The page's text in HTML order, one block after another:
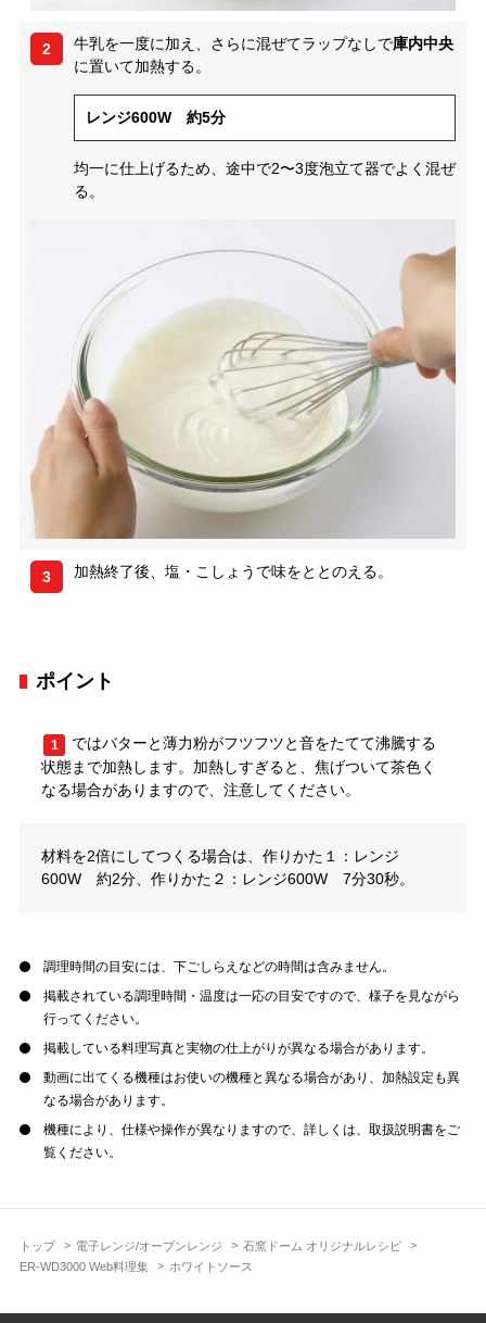
トップ 電子レンジ/オーブンレンジ
石窯ドーム オリジナルレシピ
ER-WD3000 Web料理集
ホワイトソース
2 牛乳を一度に加え、さらに混ぜてラップなしで庫内中央
に置いて加熱する。
レンジ600W 約5分
均一に仕上げるため、途中で2〜3度泡立て器でよく混ぜ
る。
3 加熱終了後、塩・こしょうで味をととのえる。
ポイント
1
ではバターと薄力粉がフツフツと音をたてて沸騰する
状態まで加熱します。加熱しすぎると、焦げついて茶色く
なる場合がありますので、注意してください。
材料を2倍にしてつくる場合は、作りかた１：レンジ
600W 約2分、作りかた２：レンジ600W 7分30秒。
調理時間の目安には、下ごしらえなどの時間は含みません。
掲載されている調理時間・温度は一応の目安ですので、様子を見ながら
行ってください。
掲載している料理写真と実物の仕上がりが異なる場合があります。
動画に出てくる機種はお使いの機種と異なる場合があり、加熱設定も異
なる場合があります。
機種により、仕様や操作が異なりますので、詳しくは、取扱説明書をご
覧ください。